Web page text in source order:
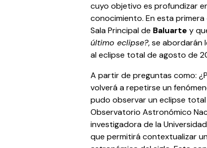
cuyo objetivo es profundizar
conocimiento. En esta primera
Sala Principal de Baluartey
último eclipse?, se abordarán
al eclipse total de agosto de
A partir de preguntas como:
volverá a repetirse un
pudo observar un eclipse
Observatorio Astronómico
investigadora de la
que permitirá contextualizar